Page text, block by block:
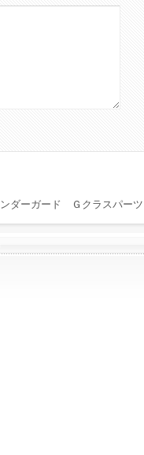
ンダーガード Ｇクラスパーツ